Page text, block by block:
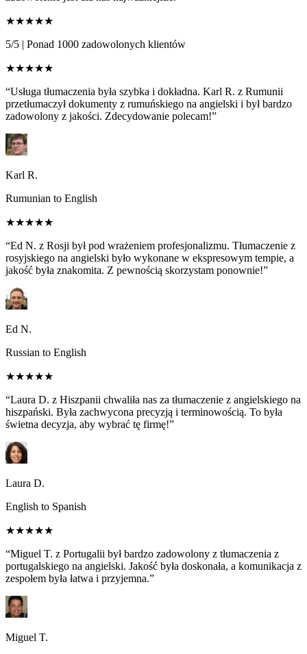
★★★★★
5/5 | Ponad 1000 zadowolonych klientów
★★★★★
“Usługa tłumaczenia była szybka i dokładna. Karl R. z Rumunii
przetłumaczył dokumenty z rumuńskiego na angielski i był bardzo
zadowolony z jakości. Zdecydowanie polecam!”
Karl R.
Rumunian to English
★★★★★
“Ed N. z Rosji był pod wrażeniem profesjonalizmu. Tłumaczenie z
rosyjskiego na angielski było wykonane w ekspresowym tempie, a
jakość była znakomita. Z pewnością skorzystam ponownie!”
Ed N.
Russian to English
★★★★★
“Laura D. z Hiszpanii chwaliła nas za tłumaczenie z angielskiego na
hiszpański. Była zachwycona precyzją i terminowością. To była
świetna decyzja, aby wybrać tę firmę!”
Laura D.
English to Spanish
★★★★★
“Miguel T. z Portugalii był bardzo zadowolony z tłumaczenia z
portugalskiego na angielski. Jakość była doskonała, a komunikacja z
zespołem była łatwa i przyjemna.”
Miguel T.